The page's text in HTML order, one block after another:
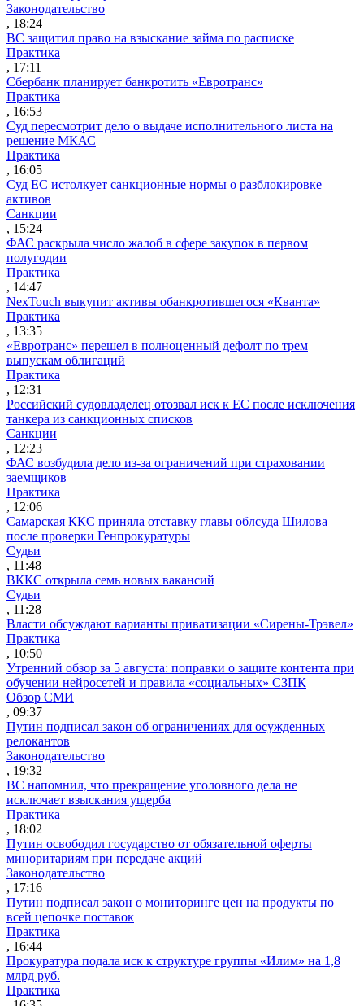
Законодательство
, 18:24
ВС защитил право на взыскание займа по расписке
Практика
, 17:11
Сбербанк планирует банкротить «Евротранс»
Практика
, 16:53
Суд пересмотрит дело о выдаче исполнительного листа на
решение МКАС
Практика
, 16:05
Суд ЕС истолкует санкционные нормы о разблокировке
активов
Санкции
, 15:24
ФАС раскрыла число жалоб в сфере закупок в первом
полугодии
Практика
, 14:47
NexTouch выкупит активы обанкротившегося «Кванта»
Практика
, 13:35
«Евротранс» перешел в полноценный дефолт по трем
выпускам облигаций
Практика
, 12:31
Российский судовладелец отозвал иск к ЕС после исключения
танкера из санкционных списков
Санкции
, 12:23
ФАС возбудила дело из-за ограничений при страховании
заемщиков
Практика
, 12:06
Самарская ККС приняла отставку главы облсуда Шилова
после проверки Генпрокуратуры
Судьи
, 11:48
ВККС открыла семь новых вакансий
Судьи
, 11:28
Власти обсуждают варианты приватизации «Сирены-Трэвел»
Практика
, 10:50
Утренний обзор за 5 августа: поправки о защите контента при
обучении нейросетей и правила «социальных» СЗПК
Обзор СМИ
, 09:37
Путин подписал закон об ограничениях для осужденных
релокантов
Законодательство
, 19:32
ВС напомнил, что прекращение уголовного дела не
исключает взыскания ущерба
Практика
, 18:02
Путин освободил государство от обязательной оферты
миноритариям при передаче акций
Законодательство
, 17:16
Путин подписал закон о мониторинге цен на продукты по
всей цепочке поставок
Практика
, 16:44
Прокуратура подала иск к структуре группы «Илим» на 1,8
млрд руб.
Практика